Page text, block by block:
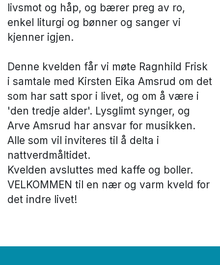
livsmot og håp, og bærer preg av ro,
enkel liturgi og bønner og sanger vi
kjenner igjen.
Denne kvelden får vi møte Ragnhild Frisk
i samtale med Kirsten Eika Amsrud om det
som har satt spor i livet, og om å være i
'den tredje alder'. Lysglimt synger, og
Arve Amsrud har ansvar for musikken.
Alle som vil inviteres til å delta i
nattverdmåltidet.
Kvelden avsluttes med kaffe og boller.
VELKOMMEN til en nær og varm kveld for
det indre livet!